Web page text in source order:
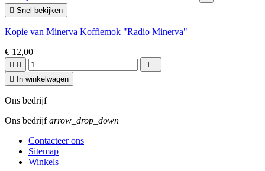
 Snel bekijken
Kopie van Minerva Koffiemok "Radio Minerva"
€ 12,00
   

In winkelwagen
Ons bedrijf
Ons bedrijf arrow_drop_down
Contacteer ons
Sitemap
Winkels